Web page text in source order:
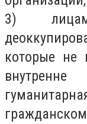
3)
которые не